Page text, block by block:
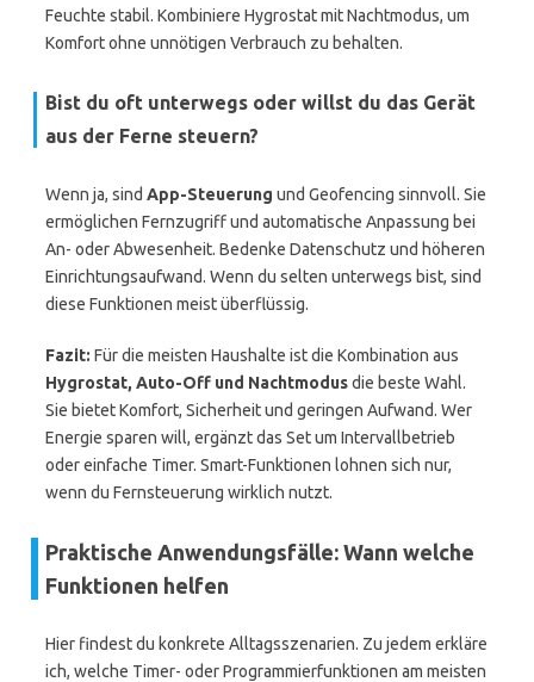
Feuchte stabil. Kombiniere Hygrostat mit Nachtmodus, um
Komfort ohne unnötigen Verbrauch zu behalten.
Bist du oft unterwegs oder willst du das Gerät
aus der Ferne steuern?
Wenn ja, sind App-Steuerung und Geofencing sinnvoll. Sie
ermöglichen Fernzugriff und automatische Anpassung bei
An- oder Abwesenheit. Bedenke Datenschutz und höheren
Einrichtungsaufwand. Wenn du selten unterwegs bist, sind
diese Funktionen meist überflüssig.
Fazit: Für die meisten Haushalte ist die Kombination aus
Hygrostat, Auto-Off und Nachtmodusdie beste Wahl.
Sie bietet Komfort, Sicherheit und geringen Aufwand. Wer
Energie sparen will, ergänzt das Set um Intervallbetrieb
oder einfache Timer. Smart-Funktionen lohnen sich nur,
wenn du Fernsteuerung wirklich nutzt.
Praktische Anwendungsfälle: Wann welche
Funktionen helfen
Hier findest du konkrete Alltagsszenarien. Zu jedem erkläre
ich, welche Timer- oder Programmierfunktionen am meisten